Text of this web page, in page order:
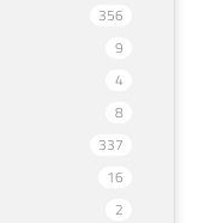
356
9
4
8
337
16
2